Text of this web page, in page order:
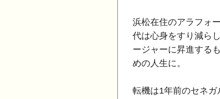
浜松在住のアラフォ
代は心身をすり減ら
ージャーに昇進する
めの人生に。
転機は1年前のセネガ